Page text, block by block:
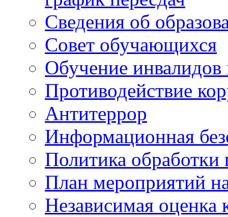
Сведения об
Совет обучающихся
Обучение
Противодействие
Антитеррор
Информационная
Политика
План мероприятий
Независимая оценка